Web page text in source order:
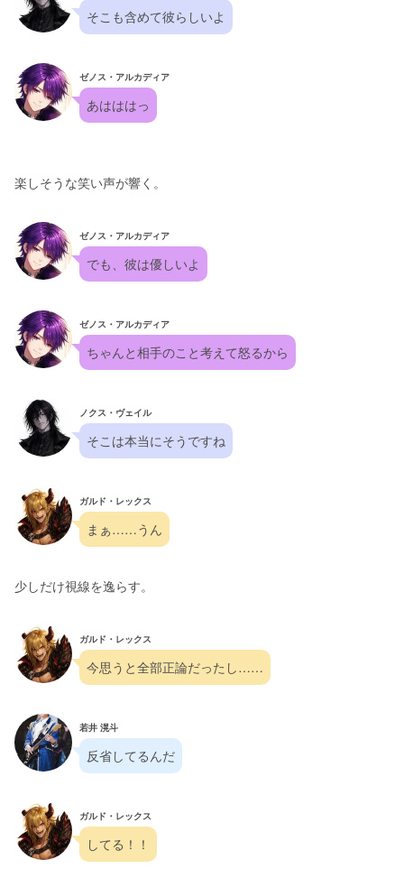
そこも含めて彼らしいよ
ゼノス・アルカディア
あはははっ
楽しそうな笑い声が響く。
ゼノス・アルカディア
でも、彼は優しいよ
ゼノス・アルカディア
ちゃんと相手のこと考えて怒るから
ノクス・ヴェイル
そこは本当にそうですね
ガルド・レックス
まぁ……うん
少しだけ視線を逸らす。
ガルド・レックス
今思うと全部正論だったし……
若井 滉斗
反省してるんだ
ガルド・レックス
してる！！